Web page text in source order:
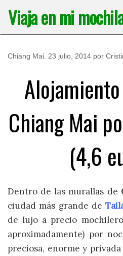
contenido
Viaja en mi
Chiang Mai 23 julio, 2014 por
Chiang Mai
(4,6
Dentro de las murallas de
ciudad más grande de
de lujo a precio
aproximadamente) por
preciosa, enorme y